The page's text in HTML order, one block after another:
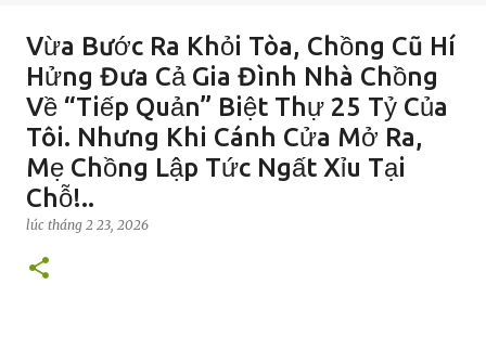
Vừa Bước Ra Khỏi Tòa, Chồng Cũ Hí
Hửng Đưa Cả Gia Đình Nhà Chồng
Về “Tiếp Quản” Biệt Thự 25 Tỷ Của
Tôi. Nhưng Khi Cánh Cửa Mở Ra,
Mẹ Chồng Lập Tức Ngất Xỉu Tại
Chỗ!..
lúc tháng 2 23, 2026